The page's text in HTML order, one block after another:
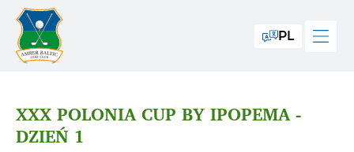
PL
XXX POLONIA CUP BY IPOPEMA -
DZIEŃ 1